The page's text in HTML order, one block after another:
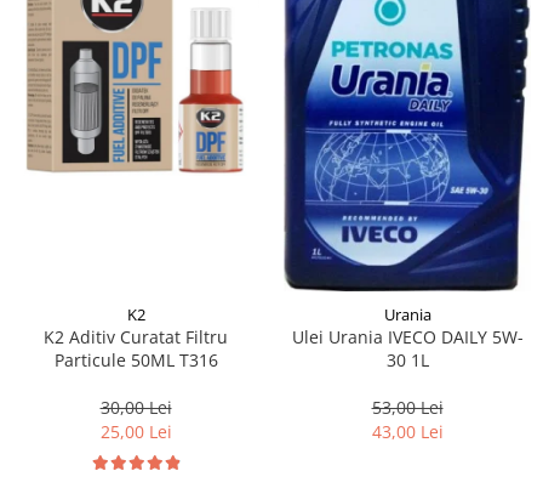
K2
K2 Aditiv Curatat Filtru
Particule 50ML T316
30,00 Lei
25,00 Lei
Urania
Ulei Urania IVECO DAILY 5W-
30 1L
53,00 Lei
43,00 Lei